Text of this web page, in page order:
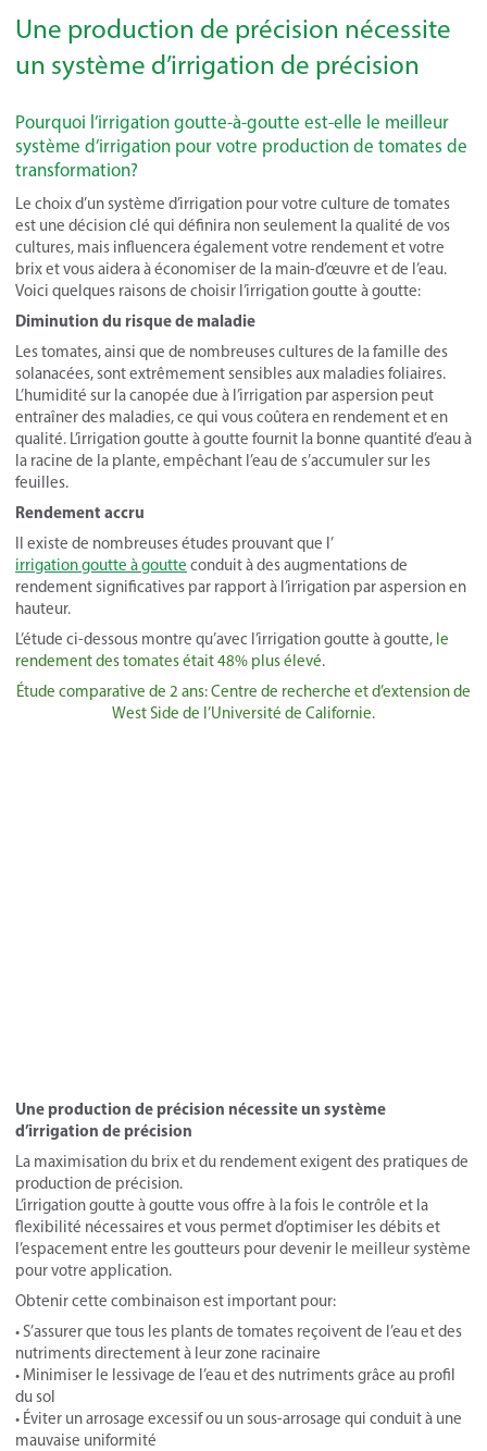
Une production de précision nécessite
un système d’irrigation de précision
Pourquoi l’irrigation goutte-à-goutte est-elle le meilleur
système d’irrigation pour votre production de tomates de
transformation?
Le choix d’un système d’irrigation pour votre culture de tomates
est une décision clé qui définira non seulement la qualité de vos
cultures, mais influencera également votre rendement et votre
brix et vous aidera à économiser de la main-d’œuvre et de l’eau.
Voici quelques raisons de choisir l’irrigation goutte à goutte:
Diminution du risque de maladie
Les tomates, ainsi que de nombreuses cultures de la famille des
solanacées, sont extrêmement sensibles aux maladies foliaires.
L’humidité sur la canopée due à l’irrigation par aspersion peut
entraîner des maladies, ce qui vous coûtera en rendement et en
qualité. L’irrigation goutte à goutte fournit la bonne quantité d’eau à
la racine de la plante, empêchant l’eau de s’accumuler sur les
feuilles.
Rendement accru
Il existe de nombreuses études prouvant que l’
irrigation goutte à goutte conduit à des augmentations de
rendement significatives par rapport à l’irrigation par aspersion en
hauteur.
L’étude ci-dessous montre qu’avec l’irrigation goutte à goutte, le
rendement des tomates était 48% plus élevé.
Étude comparative de 2 ans: Centre de recherche et d’extension de
West Side de l’Université de Californie.
Une production de précision nécessite un système
d’irrigation de précision
La maximisation du brix et du rendement exigent des pratiques de
production de précision.
L’irrigation goutte à goutte vous offre à la fois le contrôle et la
flexibilité nécessaires et vous permet d’optimiser les débits et
l’espacement entre les goutteurs pour devenir le meilleur système
pour votre application.
Obtenir cette combinaison est important pour:
• S’assurer que tous les plants de tomates reçoivent de l’eau et des
nutriments directement à leur zone racinaire
• Minimiser le lessivage de l’eau et des nutriments grâce au profil
du sol
• Éviter un arrosage excessif ou un sous-arrosage qui conduit à une
mauvaise uniformité